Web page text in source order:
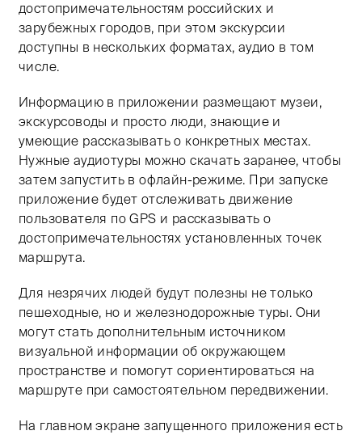
достопримечательностям российских и
зарубежных городов, при этом экскурсии
доступны в нескольких форматах, аудио в том
числе.
Информацию в приложении размещают музеи,
экскурсоводы и просто люди, знающие и
умеющие рассказывать о конкретных местах.
Нужные аудиотуры можно скачать заранее, чтобы
затем запустить в офлайн-режиме. При запуске
приложение будет отслеживать движение
пользователя по GPS и рассказывать о
достопримечательностях установленных точек
маршрута.
Для незрячих людей будут полезны не только
пешеходные, но и железнодорожные туры. Они
могут стать дополнительным источником
визуальной информации об окружающем
пространстве и помогут сориентироваться на
маршруте при самостоятельном передвижении.
На главном экране запущенного приложения есть